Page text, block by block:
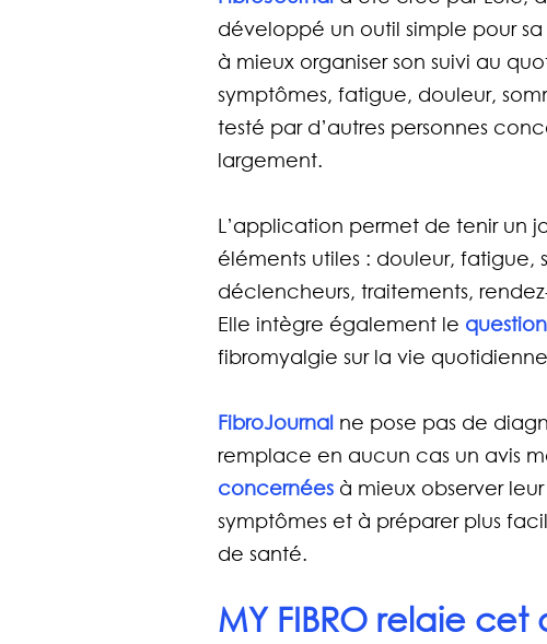
développé un outil simple pour
à mieux organiser son suivi au
symptômes, fatigue, douleur,
testé par d’autres personnes
largement.
L’application permet de tenir un
éléments utiles : douleur, fatigue,
déclencheurs, traitements,
Elle intègre également le
fibromyalgie sur la vie
FibroJournal ne pose pas de
remplace en aucun cas un avis
concernées à mieux observer
symptômes et à préparer plus
de santé.
MY FIBRO relaie